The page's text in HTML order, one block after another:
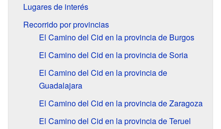
Lugares de interés
Recorrido por provincias
El Camino del Cid en la provincia de Burgos
El Camino del Cid en la provincia de Soria
El Camino del Cid en la provincia de
Guadalajara
El Camino del Cid en la provincia de Zaragoza
El Camino del Cid en la provincia de Teruel